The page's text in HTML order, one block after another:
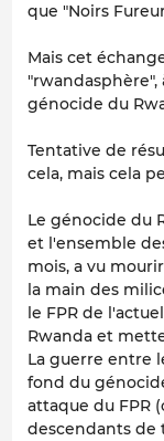
que "Noirs
Mais cet
"rwandasphère",
génocide du
Tentative de
cela, mais cela
Le génocide du
et l'ensemble
mois, a vu
la main des
le FPR de
Rwanda et
La guerre entre
fond du
attaque du FPR
descendants de